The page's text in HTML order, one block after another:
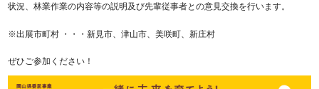
状況、林業作業の内容等の説明及び先輩従事者との意見交換を行います。
※出展市町村 ・・・新見市、津山市、美咲町、新庄村
ぜひご参加ください！